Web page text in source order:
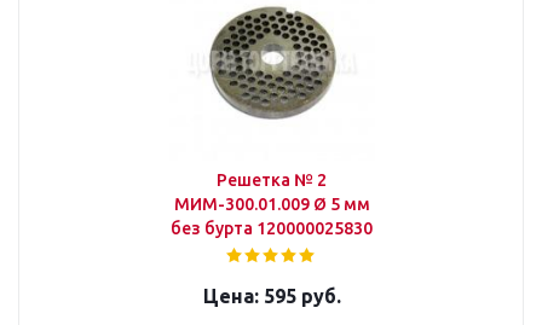
Решетка № 2
МИМ-300.01.009 Ø 5 мм
без бурта 120000025830
595 руб.